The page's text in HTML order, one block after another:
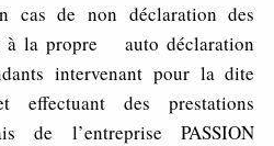
cas de non déclaration des
à la propre auto déclaration
intervenant pour la dite
effectuant des prestations
de l’entreprise PASSION